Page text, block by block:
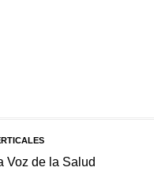
Voz de la Salud